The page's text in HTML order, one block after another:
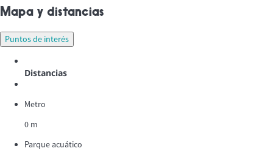
Mapa y distancias
Puntos de interés
Distancias
Metro
0 m
Parque acuático